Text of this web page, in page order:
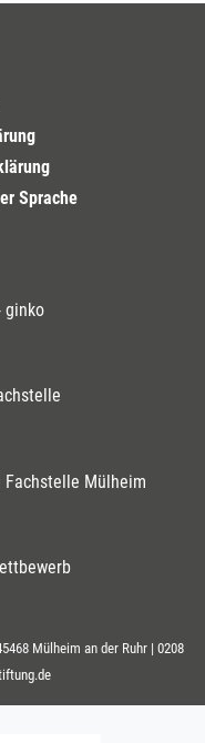
Sprache
ginko
Mülheim
Mülheim an der Ruhr | 0208